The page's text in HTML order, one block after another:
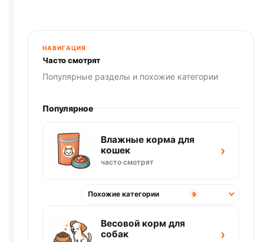
блох,
1
пипетка
мл
НАВИГАЦИЯ
Часто смотрят
Популярные разделы и похожие категории
Популярное
Влажные корма для
кошек
часто смотрят
›
Похожие категории 9
Весовой корм для
собак
›